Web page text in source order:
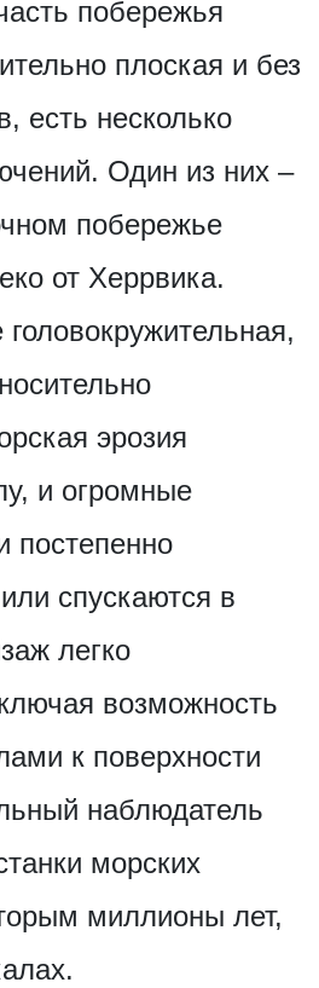
побережья
плоская и без
есть несколько
Один из них –
побережье
от Херрвика.
эрозия
и огромные
постепенно
спускаются в
легко
возможность
к поверхности
наблюдатель
морских
миллионы лет,